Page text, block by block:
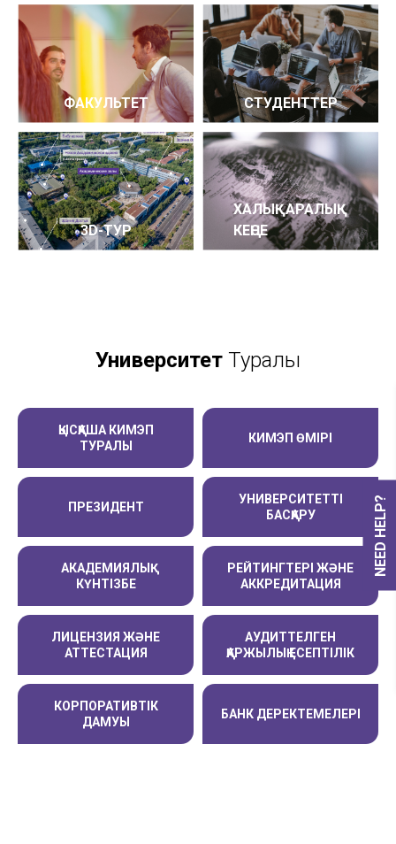
NEED HELP?
ФАКУЛЬТЕТ СТУДЕНТТЕР
3D-ТУР
ХАЛЫҚАРАЛЫҚ
КЕҢСЕ
Университет Туралы
ҚЫСҚАША КИМЭП
ТУРАЛЫ
КИМЭП ӨМІРІ
ПРЕЗИДЕНТ
УНИВЕРСИТЕТТІ
БАСҚАРУ
АКАДЕМИЯЛЫҚ
КҮНТІЗБЕ
РЕЙТИНГТЕРІ ЖӘНЕ
АККРЕДИТАЦИЯ
ЛИЦЕНЗИЯ ЖӘНЕ
АТТЕСТАЦИЯ
АУДИТТЕЛГЕН
ҚАРЖЫЛЫҚ ЕСЕПТІЛІК
КОРПОРАТИВТІК
ДАМУЫ
БАНК ДЕРЕКТЕМЕЛЕРІ